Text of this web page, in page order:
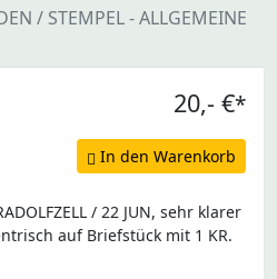
/ STEMPEL - ALLGEMEINE
20,- €*
In den Warenkorb
/ 22 JUN, sehr klarer
auf Briefstück mit 1 KR.